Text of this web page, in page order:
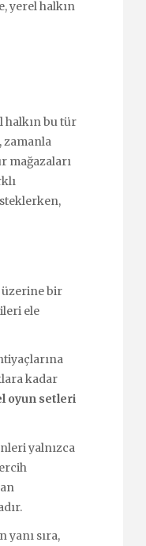
yerel halkın
halkın bu tür
zamanla
mağazaları
üzerine bir
ele
kadar
oyun setleri
yalnızca
sıra,